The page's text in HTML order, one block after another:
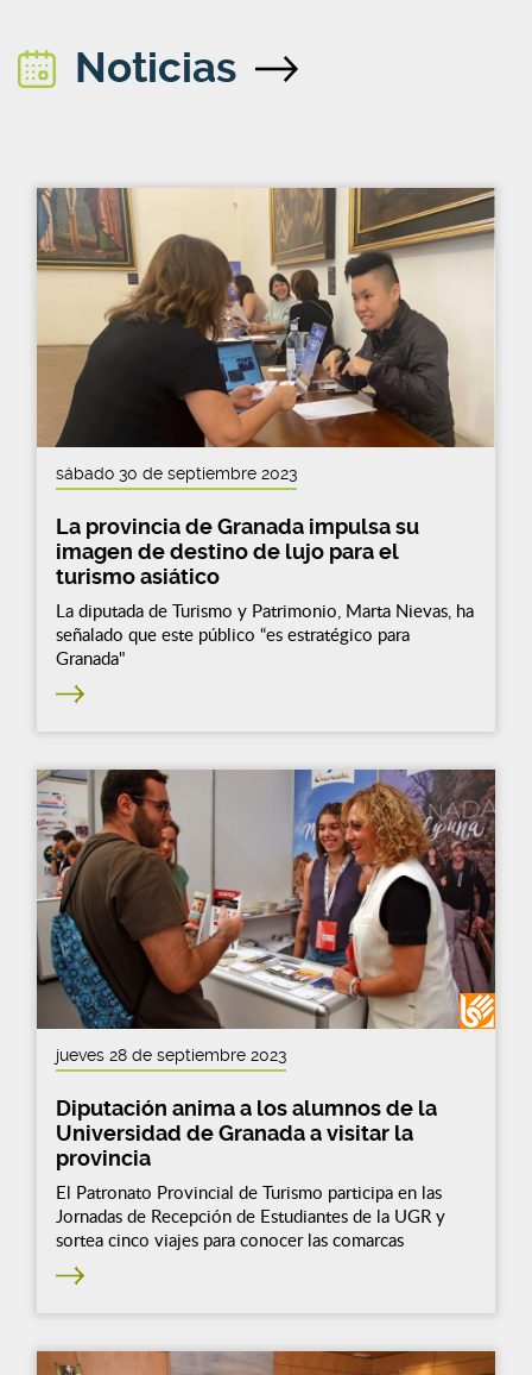
Noticias
sábado 30 de septiembre 2023
La provincia de Granada impulsa su
imagen de destino de lujo para el
turismo asiático
La diputada de Turismo y Patrimonio, Marta Nievas, ha
señalado que este público “es estratégico para
Granada"
jueves 28 de septiembre 2023
Diputación anima a los alumnos de la
Universidad de Granada a visitar la
provincia
El Patronato Provincial de Turismo participa en las
Jornadas de Recepción de Estudiantes de la UGR y
sortea cinco viajes para conocer las comarcas